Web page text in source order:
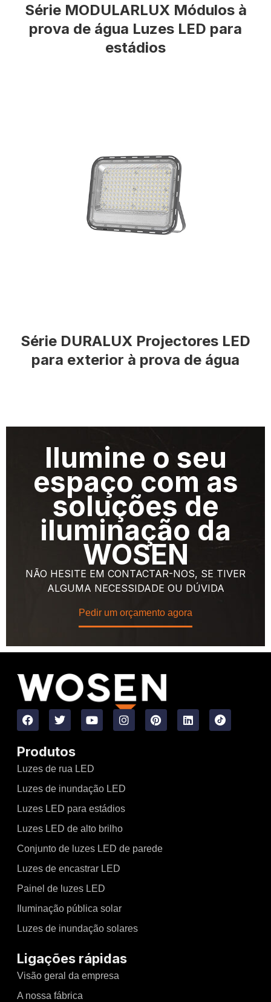
Série MODULARLUX Módulos à
prova de água Luzes LED para
estádios
Série DURALUX Projectores LED
para exterior à prova de água
Ilumine o seu
espaço com as
soluções de
iluminação da
WOSEN
NÃO HESITE EM CONTACTAR-NOS, SE TIVER
ALGUMA NECESSIDADE OU DÚVIDA
Pedir um orçamento agora
Produtos
Luzes de rua LED
Luzes de inundação LED
Luzes LED para estádios
Luzes LED de alto brilho
Conjunto de luzes LED de parede
Luzes de encastrar LED
Painel de luzes LED
Iluminação pública solar
Luzes de inundação solares
Ligações rápidas
Visão geral da empresa
A nossa fábrica